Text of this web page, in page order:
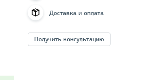
Доставка и оплата
Получить консультацию